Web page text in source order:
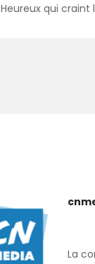
Heureux qui craint
La